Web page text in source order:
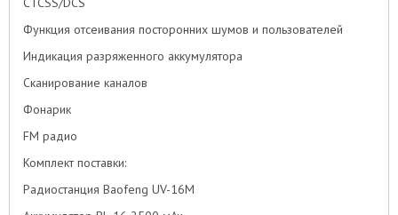
Функция отсеивания посторонних шумов и пользователей
Индикация разряженного аккумулятора
Сканирование каналов
Фонарик
FM радио
Комплект поставки:
Радиостанция Baofeng UV-16M